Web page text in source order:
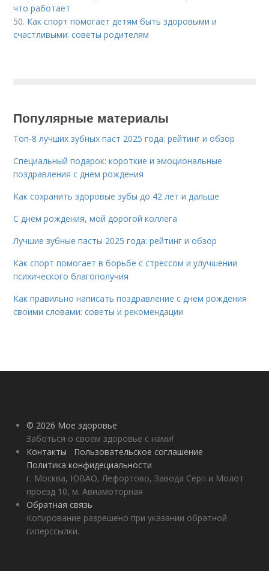
что работает
50. Как спорт помогает детям быть здоровыми и
счастливыми: советы родителям
Популярные материалы
Топ-8 лучших зубных паст 2025 года: рейтинг и обзор
Специальный подарок: короткие и эмоциональные
поздравления с днем рождения
Как сохранить здоровые зубы до 42 лет и дальше
С днём рождения, мой дорогой коллега
Лучшие зубные пасты 2025 года: рейтинг и обзор
Как спорт помогает в борьбе с стрессом и улучшении
психического благополучия
Как правильно написать поздравление с днем рождения
своими словами: советы и рекомендации
© 2026 Мое здоровье
Заботься о своем здоровье с нами!
Контакты
Пользовательское соглашение
Политика конфидециальности
г. Москва, ЮВАО, Лефортово, Завода Серп и Молот
проезд 10, м. Авиамоторная
Обратная связь
Копирование разрешено при указании обратной
гиперссылки.